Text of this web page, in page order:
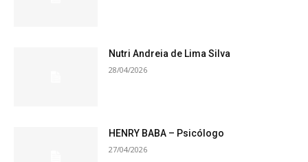
Nutri Andreia de Lima Silva
28/04/2026
HENRY BABA – Psicólogo
27/04/2026